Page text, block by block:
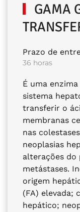
GAMA
Prazo de
36 horas
É uma
sistema
transferir o
membranas
nas
neoplasias
alterações do
metástases.
origem
(FA) elevada;
hepático;